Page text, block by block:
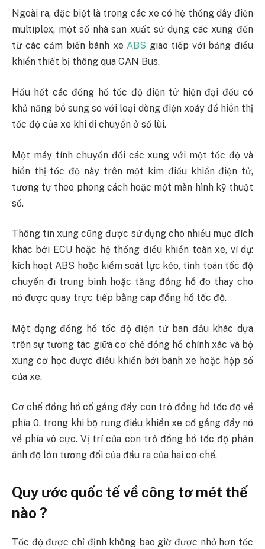
Ngoài ra, đặc biệt là trong các xe có hệ thống dây điện
multiplex, một số nhà sản xuất sử dụng các xung đến
từ các cảm biến bánh xeABS giao tiếp với bảng điều
khiển thiết bị thông qua CAN Bus.
Hầu hết các đồng hồ tốc độ điện tử hiện đại đều có
khả năng bổ sung so với loại dòng điện xoáy để hiển thị
tốc độ của xe khi di chuyển ở số lùi.
Một máy tính chuyển đổi các xung với một tốc độ và
hiển thị tốc độ này trên một kim điều khiển điện tử,
tương tự theo phong cách hoặc một màn hình kỹ thuật
số.
Thông tin xung cũng được sử dụng cho nhiều mục đích
khác bởi ECU hoặc hệ thống điều khiển toàn xe, ví dụ:
kích hoạt ABS hoặc kiểm soát lực kéo, tính toán tốc độ
chuyến đi trung bình hoặc tăng đồng hồ đo thay cho
nó được quay trực tiếp bằng cáp đồng hồ tốc độ.
Một dạng đồng hồ tốc độ điện tử ban đầu khác dựa
trên sự tương tác giữa cơ chế đồng hồ chính xác và bộ
xung cơ học được điều khiển bởi bánh xe hoặc hộp số
của xe.
Cơ chế đồng hồ cố gắng đẩy con trỏ đồng hồ tốc độ về
phía 0, trong khi bộ rung điều khiển xe cố gắng đẩy nó
về phía vô cực. Vị trí của con trỏ đồng hồ tốc độ phản
ánh độ lớn tương đối của đầu ra của hai cơ chế.
Quy ước quốc tế về công tơ mét thế
nào ?
Tốc độ được chỉ định không bao giờ được nhỏ hơn tốc